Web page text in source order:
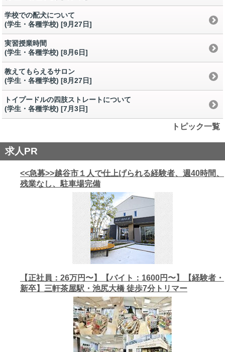
学校での配犬について
(学生・各種学校) [9月27日]
実習授業時間
(学生・各種学校) [8月6日]
教えてもらえるサロン
(学生・各種学校) [8月27日]
トイプードルの四肢ストレートについて
(学生・各種学校) [7月3日]
トピック一覧
求人PR
<<急募>>越谷市１人で仕上げられる経験者、週40時間、
残業なし、駐車場完備
【正社員：26万円〜】【バイト：1600円〜】【経験者・
新卒】三軒茶屋駅・池尻大橋 徒歩7分トリマー